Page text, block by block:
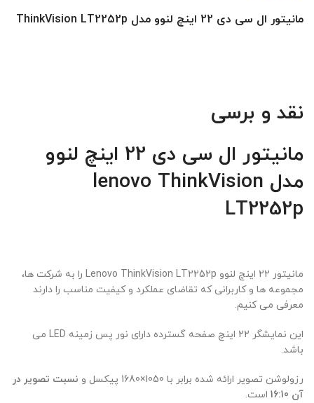
مانیتور ال سی دی 22 اینچ لنوو مدل ThinkVision LT2252p
نقد و برسی
مانیتور ال سی دی 22 اینچ لنوو
مدل lenovo ThinkVision
LT2252p
مانیتور 22 اینچ لنوو Lenovo ThinkVision LT2252p را به شرکت ها،
مجموعه ها و کاربرانی که تقاضای عملکرد و کیفیت مناسب را دارند
معرفی می کنیم.
این نمایشگر 22 اینچ صفحه گسترده دارای نور پس زمینه LED می
باشد.
رزولوشن تصویر ارائه شده برابر با 1050×1680 پیکسل و
نسبت تصویر در
آن 16:10
است.